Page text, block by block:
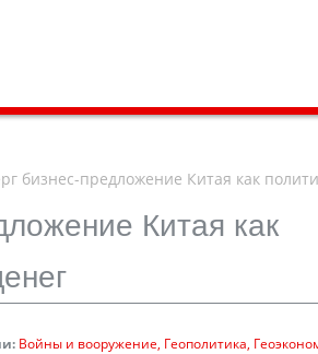
бизнес-предложение Китая как
Китая как
Войны и вооружение Геополитика